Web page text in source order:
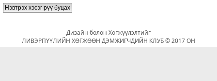
Нэвтрэх хэсэг рүү буцах
Дизайн болон Хөгжүүлэлтийг
ЛИВЭРПҮҮЛИЙН ХӨГЖӨӨН ДЭМЖИГЧДИЙН КЛУБ © 2017 ОН